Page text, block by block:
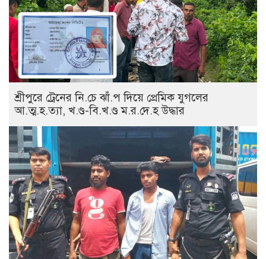
শ্রীপুরে ট্রেনের নি.চে ঝাঁ.প দিয়ে প্রেমিক যুগলের
আ.ত্ম.হ.ত্যা, খ.ণ্ড-বি.খ.ণ্ড ম.র.দে.হ উদ্ধার